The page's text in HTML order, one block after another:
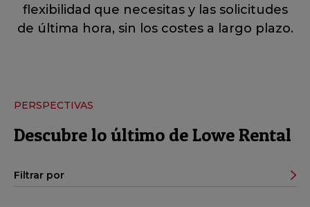
flexibilidad que necesitas y las solicitudes
de última hora, sin los costes a largo plazo.
PERSPECTIVAS
Descubre lo último de Lowe Rental
Filtrar por